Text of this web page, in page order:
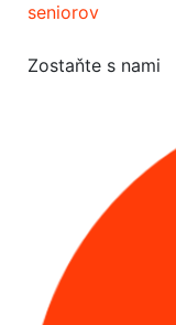
seniorov
Zostaňte s nami